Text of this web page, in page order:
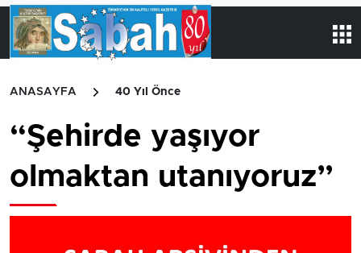
ANASAYFA 40 Yıl Önce
“Şehirde yaşıyor
olmaktan utanıyoruz”